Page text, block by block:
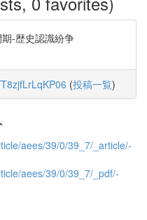
-歴史認識紛争
(投稿一覧)
aees/39/0/39_7/_article/-
aees/39/0/39_7/_pdf/-